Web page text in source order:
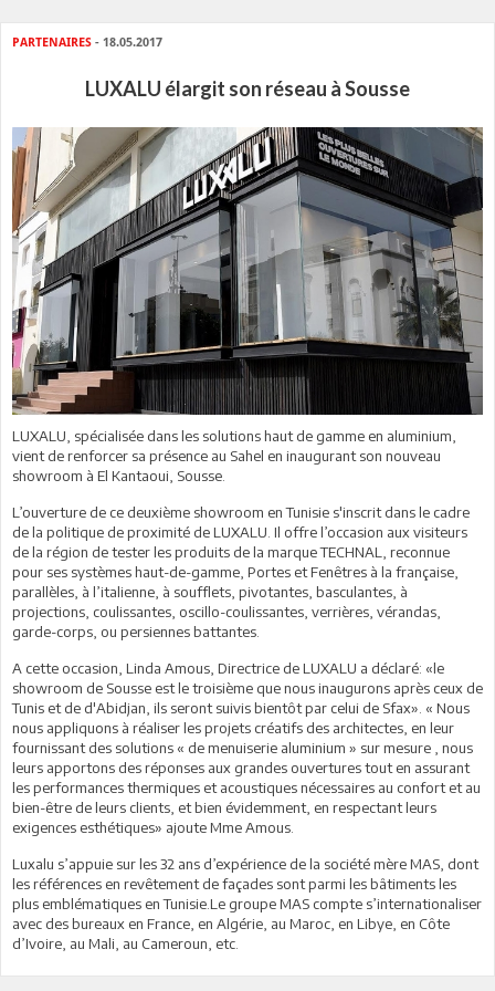
PARTENAIRES - 18.05.2017
LUXALU élargit son réseau à Sousse
LUXALU, spécialisée dans les solutions haut de gamme en aluminium,
vient de renforcer sa présence au Sahel en inaugurant son nouveau
showroom à El Kantaoui, Sousse.
L’ouverture de ce deuxième showroom en Tunisie s'inscrit dans le cadre
de la politique de proximité de LUXALU. Il offre l’occasion aux visiteurs
de la région de tester les produits de la marque TECHNAL, reconnue
pour ses systèmes haut-de-gamme, Portes et Fenêtres à la française,
parallèles, à l’italienne, à soufflets, pivotantes, basculantes, à
projections, coulissantes, oscillo-coulissantes, verrières, vérandas,
garde-corps, ou persiennes battantes.
A cette occasion, Linda Amous, Directrice de LUXALU a déclaré: «le
showroom de Sousse est le troisième que nous inaugurons après ceux de
Tunis et de d'Abidjan, ils seront suivis bientôt par celui de Sfax». « Nous
nous appliquons à réaliser les projets créatifs des architectes, en leur
fournissant des solutions « de menuiserie aluminium » sur mesure , nous
leurs apportons des réponses aux grandes ouvertures tout en assurant
les performances thermiques et acoustiques nécessaires au confort et au
bien-être de leurs clients, et bien évidemment, en respectant leurs
exigences esthétiques» ajoute Mme Amous.
Luxalu s’appuie sur les 32 ans d’expérience de la société mère MAS, dont
les références en revêtement de façades sont parmi les bâtiments les
plus emblématiques en Tunisie.Le groupe MAS compte s’internationaliser
avec des bureaux en France, en Algérie, au Maroc, en Libye, en Côte
d’Ivoire, au Mali, au Cameroun, etc.